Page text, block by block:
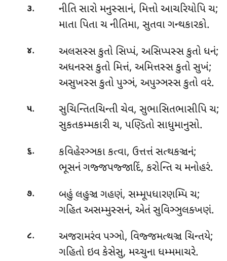
૩. નીતિસારો મનુસ્સાનં, મિત્તો આચરિયોપિ ચ;
માતા પિતા ચ નીતિમા, સુતવા ગન્થકારકો.
૪. અલસસ્સકુતો સિપ્પં, અસિપ્પસ્સ કુતો ધનં;
અધનસ્સ કુતો મિત્તં, અમિત્તસ્સ કુતો સુખં;
અસુખસ્સ કુતો પુઞ્ઞં, અપુઞ્ઞસ્સ કુતો વરં.
૫. સુચિન્તિતચિન્તીચેવ, સુભાસિતભાસીપિ ચ;
સુકતકમ્મકારી ચ, પણ્ડિતો સાધુમાનુસો.
૬. કવિહેરઞ્ઞકાકત્વા, ઉત્તત્તં સત્થકઞ્ચનં;
ભૂસનં ગજ્જપજ્જાદિં, કરોન્તિ ચ મનોહરં.
૭. બહું લહુઞ્ચ ગહણં, સમ્મૂપધારણમ્પિ ચ;
ગહિત અસમ્મુસ્સનં, એતં સુવિઞ્ઞુલક્ખણં.
૮.
અજરામરંવ પઞ્ઞો, વિજ્જમત્થઞ્ચ ચિન્તયે;
ગહિતો ઇવ કેસેસુ, મચ્ચુના ધમ્મમાચરે.